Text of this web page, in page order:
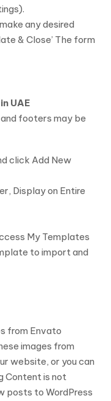
any desired
& Close’ The form
UAE
footers may be
click Add New
Display on Entire
My Templates
to import and
from Envato
images from
website, or you can
Content is not
posts to WordPress